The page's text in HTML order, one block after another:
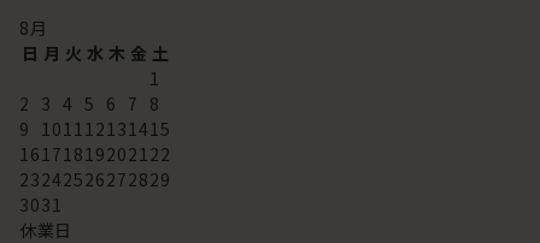
8月
日 月 火 水 木 金 土
1
2 3 4 5 6 7 8
9 101112131415
16171819202122
23242526272829
3031
休業日